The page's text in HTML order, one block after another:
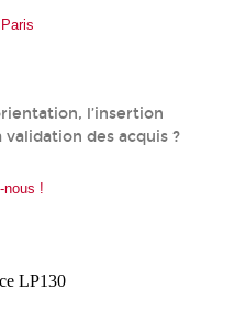
l’insertion
des acquis ?
nous !